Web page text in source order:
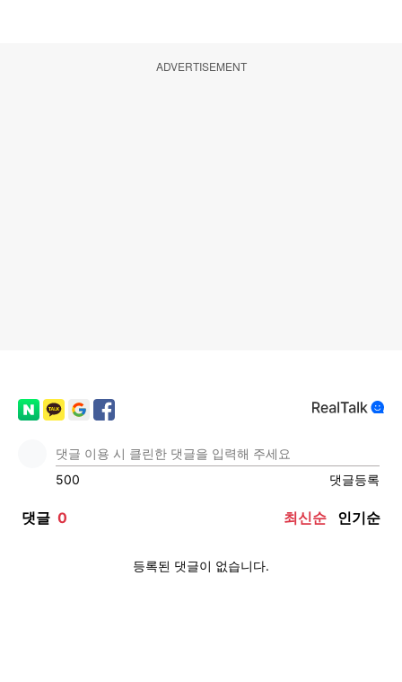
ADVERTISEMENT